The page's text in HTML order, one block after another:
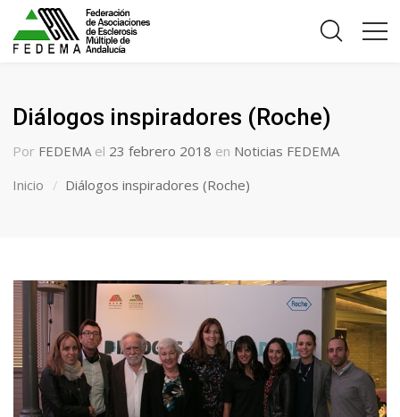
Diálogos inspiradores (Roche)
Por FEDEMA el 23 febrero 2018 en Noticias FEDEMA
Inicio
Diálogos inspiradores (Roche)